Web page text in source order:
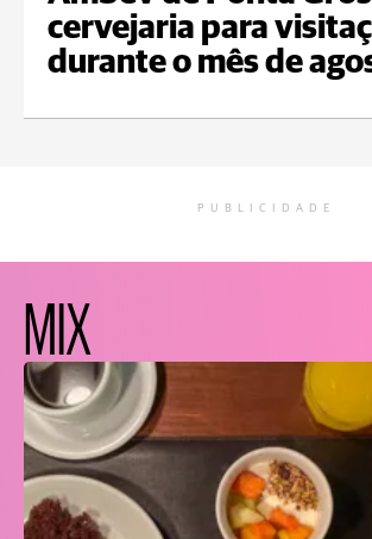
cervejaria para
durante o mês de
PUBLICIDADE
MIX